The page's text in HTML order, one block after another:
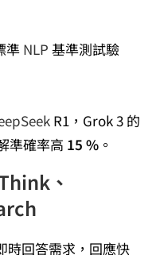
準 NLP 基準測試驗
R1，Grok 3 的
準確率高 15 % 。
、
時回答需求，回應快